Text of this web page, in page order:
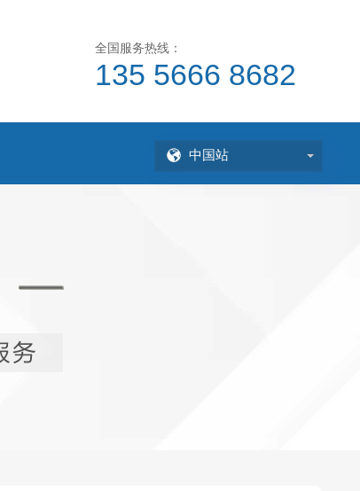
全国服务热线：
135 5666 8682
中国站